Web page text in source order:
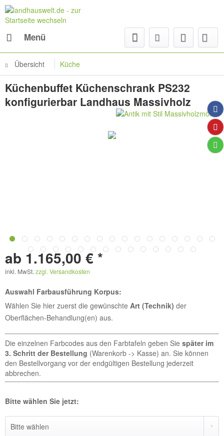
Menü
Übersicht Küche
Küchenbuffet Küchenschrank PS232
konfigurierbar Landhaus Massivholz
ab 1.165,00 € *
inkl. MwSt. zzgl. Versandkosten
Auswahl Farbausführung Korpus:
Wählen Sie hier zuerst die gewünschte Art (Technik) der
Oberflächen-Behandlung(en) aus.
Die einzelnen Farbcodes aus den Farbtafeln geben Sie später im
3. Schritt der Bestellung (Warenkorb -> Kasse) an. Sie können
den Bestellvorgang vor der endgültigen Bestellung jederzeit
abbrechen.
Bitte wählen Sie jetzt: